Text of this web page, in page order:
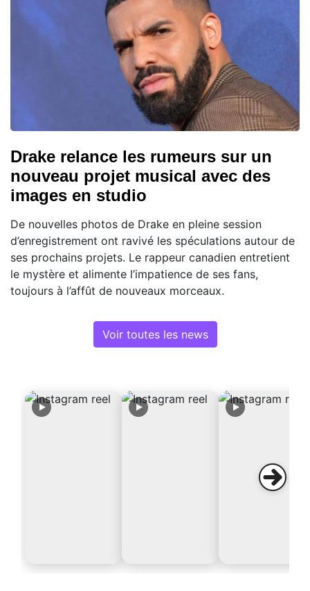
Drake relance les rumeurs sur un
nouveau projet musical avec des
images en studio
De nouvelles photos de Drake en pleine session
d’enregistrement ont ravivé les spéculations autour de
ses prochains projets. Le rappeur canadien entretient
le mystère et alimente l’impatience de ses fans,
toujours à l’affût de nouveaux morceaux.
Voir toutes les news